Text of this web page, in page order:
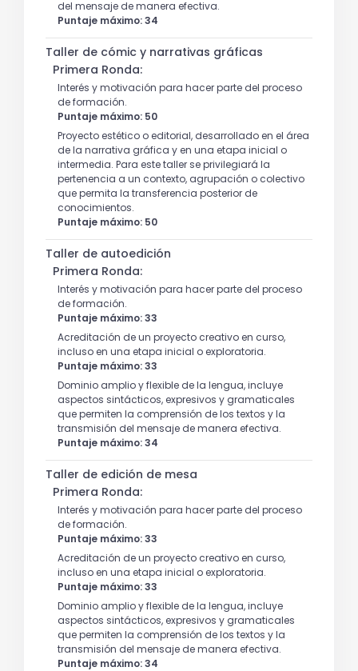
del mensaje de manera efectiva.
Puntaje máximo: 34
Taller de cómic y narrativas gráficas
Primera Ronda:
Interés y motivación para hacer parte del proceso
de formación.
Puntaje máximo: 50
Proyecto estético o editorial, desarrollado en el área
de la narrativa gráfica y en una etapa inicial o
intermedia. Para este taller se privilegiará la
pertenencia a un contexto, agrupación o colectivo
que permita la transferencia posterior de
conocimientos.
Puntaje máximo: 50
Taller de autoedición
Primera Ronda:
Interés y motivación para hacer parte del proceso
de formación.
Puntaje máximo: 33
Acreditación de un proyecto creativo en curso,
incluso en una etapa inicial o exploratoria.
Puntaje máximo: 33
Dominio amplio y flexible de la lengua, incluye
aspectos sintácticos, expresivos y gramaticales
que permiten la comprensión de los textos y la
transmisión del mensaje de manera efectiva.
Puntaje máximo: 34
Taller de edición de mesa
Primera Ronda:
Interés y motivación para hacer parte del proceso
de formación.
Puntaje máximo: 33
Acreditación de un proyecto creativo en curso,
incluso en una etapa inicial o exploratoria.
Puntaje máximo: 33
Dominio amplio y flexible de la lengua, incluye
aspectos sintácticos, expresivos y gramaticales
que permiten la comprensión de los textos y la
transmisión del mensaje de manera efectiva.
Puntaje máximo: 34